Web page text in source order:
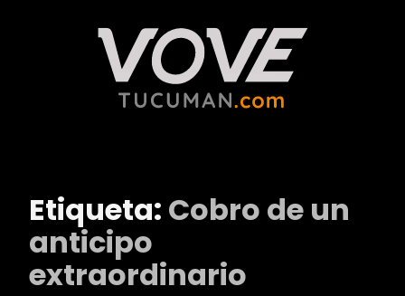
Etiqueta: Cobro de un
anticipo
extraordinario